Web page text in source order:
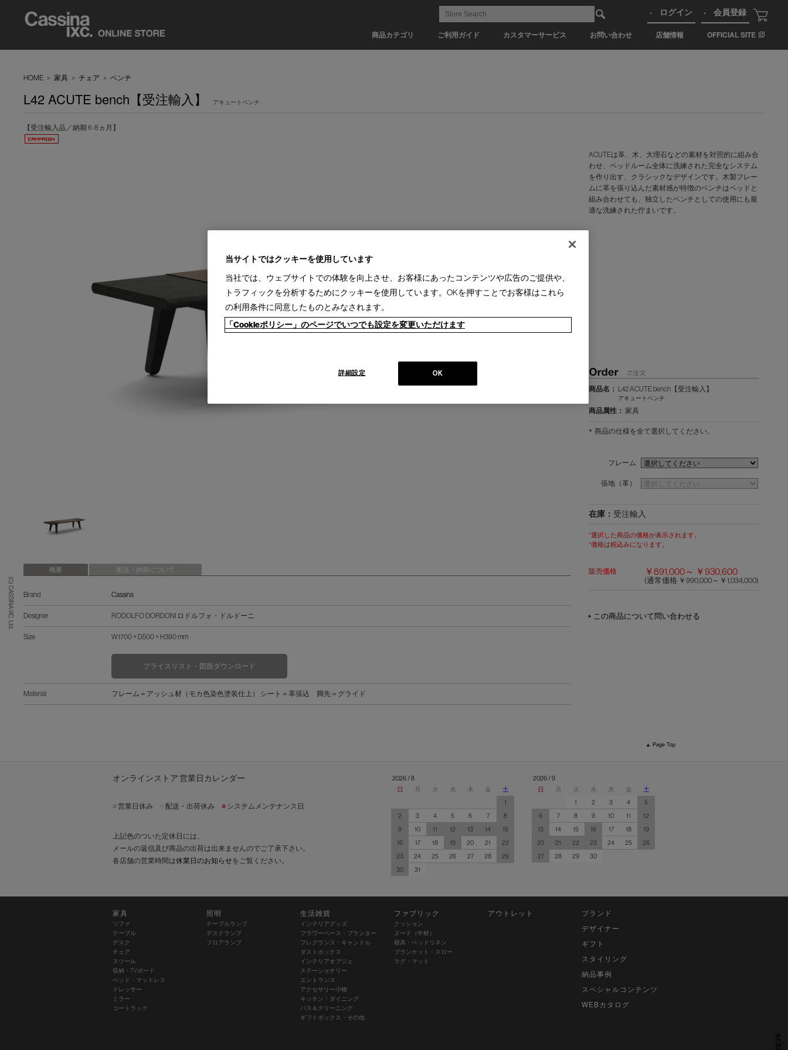
商品カテゴリ ご利用ガイド カスタマーサービス お問い合わせ 店舗情報 OFFICIAL SITE
ログイン 会員登録
(C) CASSINA IXC. Ltd.
HOME > 家具 > チェア > ベンチ
L42 ACUTE bench【受注輸入】 アキュートベンチ
【受注輸入品／納期 6-8ヵ月】
概要 配送・納期について
Brand Cassina
Designer RODOLFO DORDONI ロドルフォ・ドルドーニ
Size W1700 × D500 × H390 mm
プライスリスト・図面ダウンロード
Material フレーム＝アッシュ材（モカ色染色塗装仕上） シート＝革張込 脚先＝グライド
ACUTEは革、木、大理石などの素材を対照的に組み合
わせ、ベッドルーム全体に洗練された完全なシステム
を作り出す、クラシックなデザインです。木製フレー
ムに革を張り込んだ素材感が特徴のベンチはベッドと
組み合わせても、独立したベンチとしての使用にも最
適な洗練された佇まいです。
商品名： L42 ACUTE bench【受注輸入】
アキュートベンチ
商品属性： 家具
商品の仕様を全て選択してください。
フレーム
張地（革）
在庫： 受注輸入
*選択した商品の価格が表示されます。
*価格は税込みになります。
販売価格 ￥891,000～ ￥930,600
(通常価格 ￥990,000～￥1,034,000)
この商品について問い合わせる
▲ Page Top
オンラインストア 営業日カレンダー
営業日休み 配送・出荷休み ■ システムメンテナンス日
上記色のついた定休日には、
メールの返信及び商品の出荷は出来ませんのでご了承下さい。
各店舗の営業時間は休業日のお知らせをご覧ください。
2026 / 8
日
月 火 水 木 金
土
1
2
3 4 5 6 7
8
9
10 11 12 13 14
15
16
17 18 19 20 21
22
23
24 25 26 27 28
29
30
31
2026 / 9
日
月 火 水 木 金
土
1
2 3 4
5
6
7 8 9 10 11
12
13
14 15 16 17 18
19
20
21 22 23 24 25
26
27
28 29 30
家具
ソファ
テーブル
デスク
チェア
スツール
収納・TVボード
ベッド・マットレス
ドレッサー
ミラー
コートラック
照明
テーブルランプ
デスクランプ
フロアランプ
生活雑貨
インテリアグッズ
フラワーベース・プランター
フレグランス・キャンドル
ダストボックス
インテリアオブジェ
ステーショナリー
エントランス
アクセサリー小物
キッチン・ダイニング
バス＆クリーニング
ギフトボックス・その他
ファブリック
クッション
ヌード（中材）
寝具・ベッドリネン
ブランケット・スロー
ラグ・マット
アウトレット
ブランド
デザイナー
ギフト
スタイリング
納品事例
スペシャルコンテンツ
WEBカタログ
当サイトではクッキーを使用しています
当社では、ウェブサイトでの体験を向上させ、お客様にあったコンテンツや広告のご提供や、
トラフィックを分析するためにクッキーを使用しています。OKを押すことでお客様はこれら
の利用条件に同意したものとみなされます。
「Cookieポリシー」のページでいつでも設定を変更いただけます
OK
詳細設定